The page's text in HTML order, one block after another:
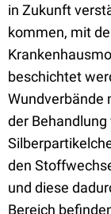
in Zukunft
kommen, mit
beschichtet
Wundverbände
der Behandlung
den
und diese
Bereich